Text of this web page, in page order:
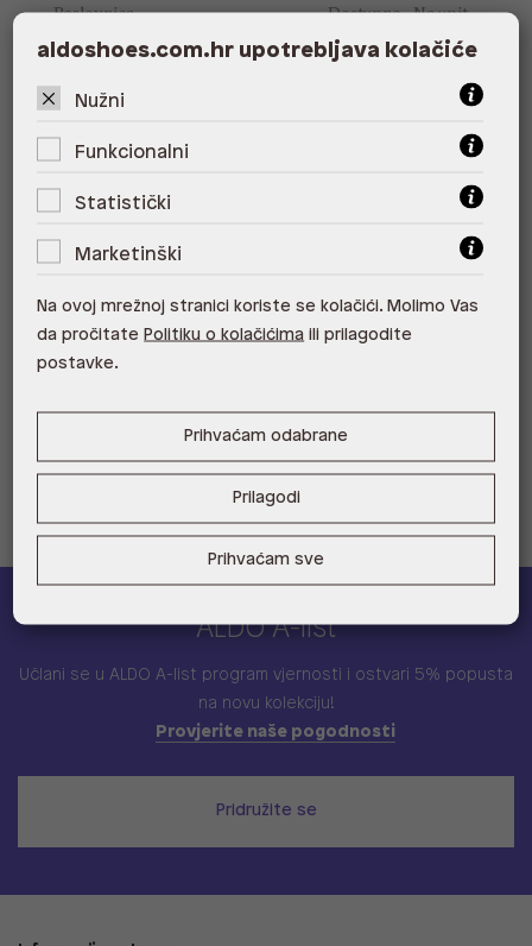
Poslovnica Dostupno Na upit
ALDO, City Center One East 10000
Zagreb
10000 Zagreb
ALDO, Arena Centar 10020 Zagreb
ALDO, Mall of Split Split
ALDO, City Center One Split 21000
ALDO, Tower Centar 51000 Rijeka
ALDO A-list
Učlani se u ALDO A-list program vjernosti i ostvari 5% popusta
na novu kolekciju!
Provjerite naše pogodnosti
Pridružite se
aldoshoes.com.hr upotrebljava kolačiće
Nužni
Funkcionalni
Statistički
Marketinški
Na ovoj mrežnoj stranici koriste se kolačići. Molimo Vas
da pročitate Politiku o kolačićima ili prilagodite
postavke.
Prihvaćam odabrane
Prilagodi
Prihvaćam sve